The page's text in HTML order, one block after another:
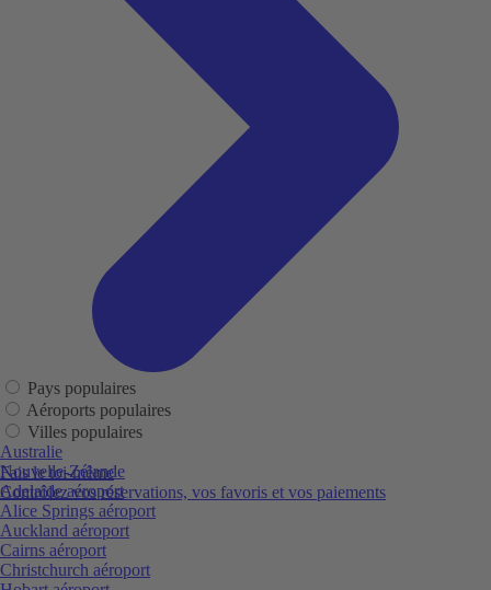
Fais le toi-même
Contrôlez vos réservations, vos favoris et vos paiements
Pays populaires
Aéroports populaires
Villes populaires
Australie
Nouvelle-Zélande
Adelaide aéroport
Alice Springs aéroport
Auckland aéroport
Cairns aéroport
Christchurch aéroport